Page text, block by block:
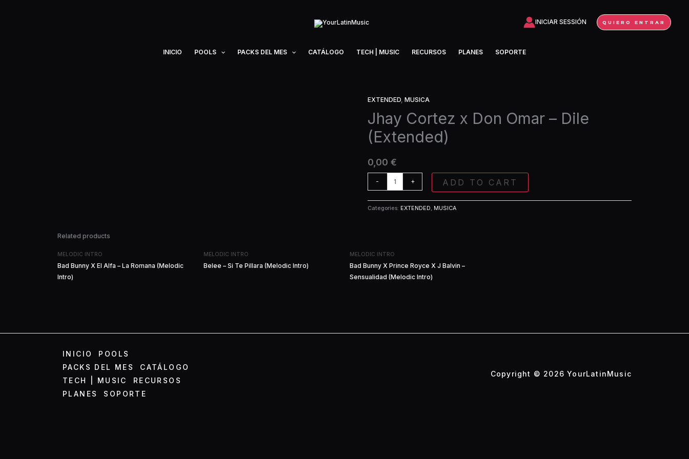
INICIAR SESSIÓN QUIERO ENTRAR
INICIO POOLS PACKS DEL MES CATÁLOGO TECH | MUSIC RECURSOS PLANES SOPORTE
EXTENDED, MUSICA
Jhay Cortez x Don Omar – Dile
(Extended)
0,00 €
-
Jhay
Cortez
x
Don
-
Dile
(Extended)
quantity
+ ADD TO CART
Categories: EXTENDED, MUSICA
Related products
MELODIC INTRO
Bad Bunny X El Alfa – La Romana (Melodic
Intro)
MELODIC INTRO
Belee – Si Te Pillara (Melodic Intro)
MELODIC INTRO
Bad Bunny X Prince Royce X J Balvin –
Sensualidad (Melodic Intro)
INICIO
POOLS
PACKS DEL MES
CATÁLOGO
TECH | MUSIC
RECURSOS
PLANES
SOPORTE
Copyright © 2026 YourLatinMusic
(Extended)